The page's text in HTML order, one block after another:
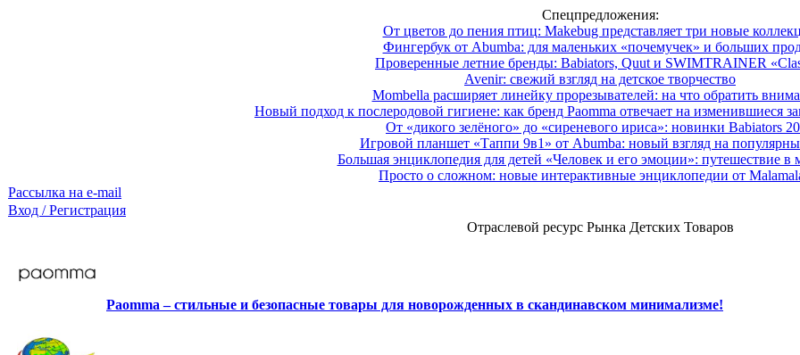
Спецпредложения:
От цветов до пения птиц: Makebug представляет три новые
Фингербук от Abumba: для маленьких «почемучек» и больших
Проверенные летние бренды: Babiators, Quut и SWIMTRAINER
Avenir: свежий взгляд на детское творчество
Mombella расширяет линейку прорезывателей: на что обратить
Новый подход к послеродовой гигиене: как бренд Paomma отвечает на изменившиеся
От «дикого зелёного» до «сиреневого ириса»: новинки Babiators
Игровой планшет «Таппи 9в1» от Abumba: новый взгляд на
Большая энциклопедия для детей «Человек и его эмоции»: путешествие в
Просто о сложном: новые интерактивные энциклопедии от
Рассылка на e-mail
Вход / Регистрация
Отраслевой ресурс Рынка Детских Товаров
Paomma – стильные и безопасные товары для новорожденных в скандинавском минимализме!